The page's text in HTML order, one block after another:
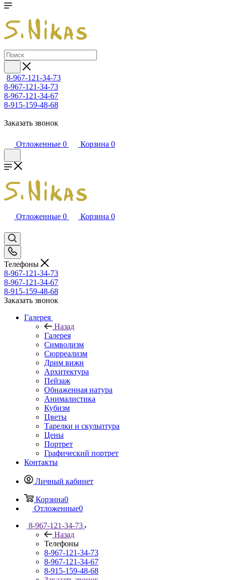
8-967-121-34-73
8-967-121-34-73
8-967-121-34-67
8-915-159-48-68
Заказать звонок
Отложенные 0 Корзина 0
Отложенные 0 Корзина 0
Телефоны
8-967-121-34-73
8-967-121-34-67
8-915-159-48-68
Заказать звонок
Галерея
Назад
Галерея
Символизм
Сюрреализм
Дрим вижн
Архитектура
Пейзаж
Обнаженная натура
Анималистика
Кубизм
Цветы
Тарелки и скульптура
Цены
Портрет
Графический портрет
Контакты
Личный кабинет
Корзина0
Отложенные0
8-967-121-34-73
Назад
Телефоны
8-967-121-34-73
8-967-121-34-67
8-915-159-48-68